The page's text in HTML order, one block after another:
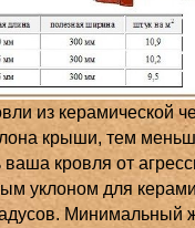
из керамической
крыши, тем
ваша кровля от
уклоном для
Минимальный